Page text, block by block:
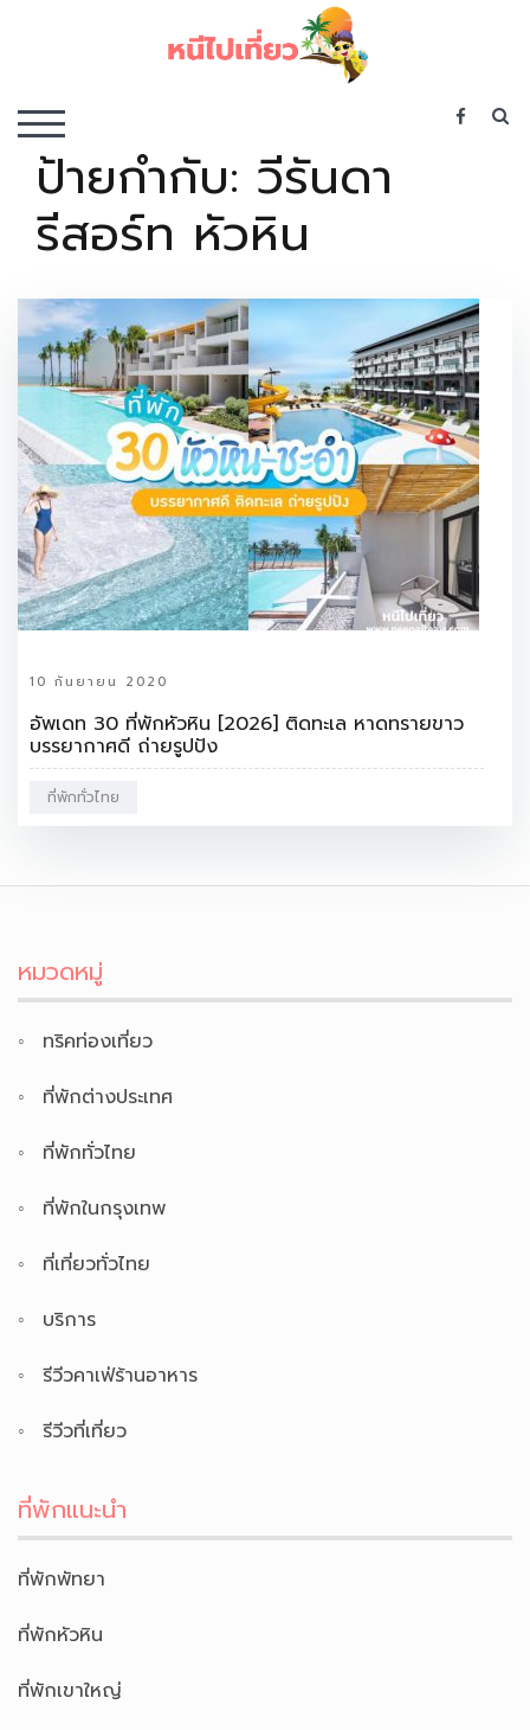
TOGGLE MOBILE MENU
ป้ายกำกับ: วีรันดา
รีสอร์ท หัวหิน
10 กันยายน 2020
อัพเดท 30 ที่พักหัวหิน [2026] ติดทะเล หาดทรายขาว
บรรยากาศดี ถ่ายรูปปัง
ที่พักทั่วไทย
หมวดหมู่
ทริคท่องเที่ยว
ที่พักต่างประเทศ
ที่พักทั่วไทย
ที่พักในกรุงเทพ
ที่เที่ยวทั่วไทย
บริการ
รีวีวคาเฟ่ร้านอาหาร
รีวีวที่เที่ยว
ที่พักแนะนำ
ที่พักพัทยา
ที่พักหัวหิน
ที่พักเขาใหญ่